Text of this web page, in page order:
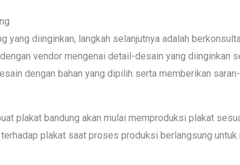
yang diinginkan, langkah selanjutnya adalah
vendor mengenai detail-desain yang diinginkan
dengan bahan yang dipilih serta memberikan
plakat bandung akan mulai memproduksi plakat
plakat saat proses produksi berlangsung